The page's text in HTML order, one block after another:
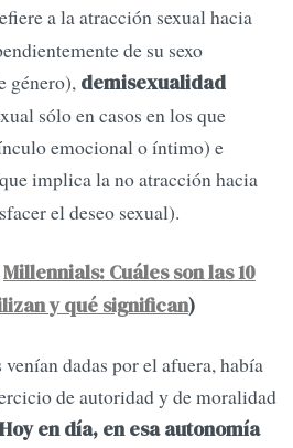
a la atracción sexual hacia
de su sexo
género), demisexualidad
sólo en casos en los que
emocional o íntimo) e
implica la no atracción hacia
el deseo sexual).
Millennials: Cuáles son las 10
y qué significan)
dadas por el afuera, había
de autoridad y de moralidad
Hoy en día, en esa autonomía